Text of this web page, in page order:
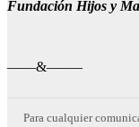
Fundación Hijos y
——&——–
Para cualquier